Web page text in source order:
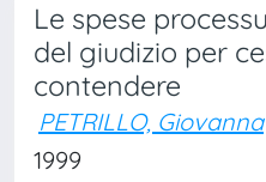
Le spese
del giudizio per
contendere
PETRILLO, Giovanna
1999